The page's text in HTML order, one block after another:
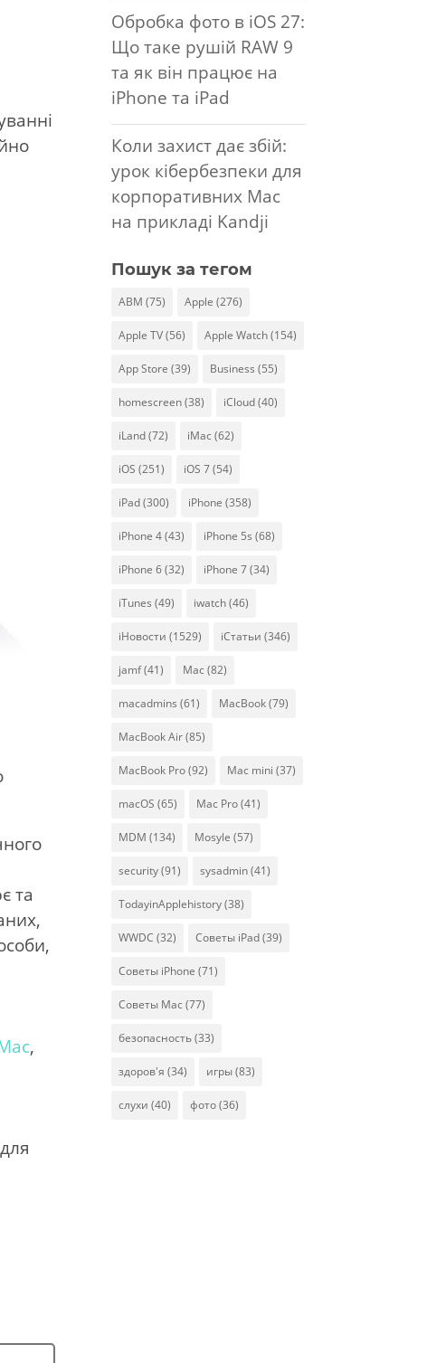
та
,
Обробка фото в iOS 27:
Що таке рушій RAW 9
та як він працює на
iPhone та iPad
Коли захист дає збій:
урок кібербезпеки для
корпоративних Mac
на прикладі Kandji
Пошук за тегом
ABM (75) Apple (276)
Apple TV(56) Apple Watch(154)
App Store (39) Business (55)
homescreen(38) iCloud(40)
iLand(72) iMac (62)
iOS (251) iOS 7(54)
iPad(300) iPhone (358)
iPhone 4(43) iPhone 5s (68)
iPhone 6(32) iPhone 7(34)
iTunes (49) iwatch(46)
iНовости (1529) iСтатьи (346)
jamf(41) Mac (82)
macadmins (61) MacBook(79)
MacBook Air(85)
MacBook Pro(92) Mac mini (37)
macOS (65) Mac Pro(41)
MDM (134) Mosyle (57)
security(91) sysadmin(41)
TodayinApplehistory(38)
WWDC (32) Советы iPad(39)
Советы iPhone (71)
Советы Mac (77)
безопасность(33)
здоров'я (34) игры(83)
слухи (40) фото(36)